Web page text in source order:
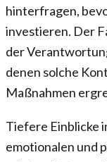
hinterfragen,
investieren. Der
der
denen solche
Maßnahmen
Tiefere Einblicke
emotionalen und